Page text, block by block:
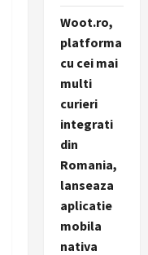
Woot.ro,
platforma
cu cei mai
multi
curieri
integrati
din
Romania,
lanseaza
aplicatie
mobila
nativa